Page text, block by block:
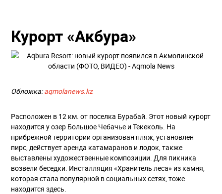
Курорт «Акбура»
Обложка:aqmolanews.kz
Расположен в 12 км. от поселка Бурабай. Этот новый курорт
находится у озер Большое Чебачье и Текеколь. На
прибрежной территории организован пляж, установлен
пирс, действует аренда катамаранов и лодок, также
выставлены художественные композиции. Для пикника
возвели беседки. Инсталляция «Хранитель леса» из камня,
которая стала популярной в социальных сетях, тоже
находится здесь.